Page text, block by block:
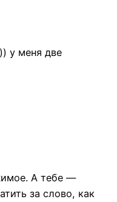
у меня две
А тебе —
за слово, как